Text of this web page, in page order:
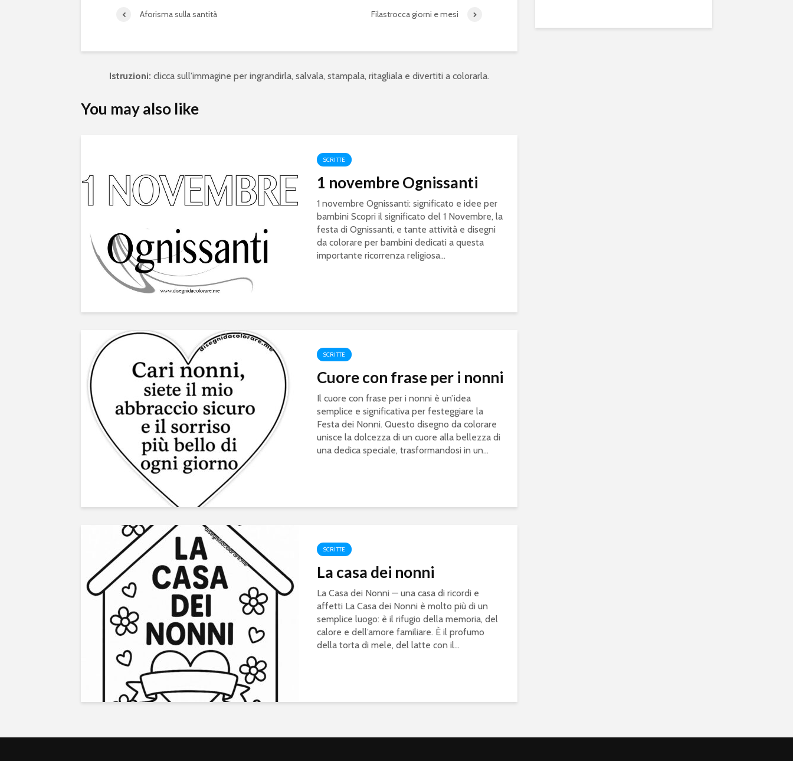
Aforisma sulla santità Filastrocca giorni e mesi
Istruzioni: clicca sull'immagine per ingrandirla, salvala, stampala, ritagliala e divertiti a colorarla.
You may also like
SCRITTE
1 novembre Ognissanti
1 novembre Ognissanti: significato e idee per
bambini Scopri il significato del 1 Novembre, la
festa di Ognissanti, e tante attività e disegni
da colorare per bambini dedicati a questa
importante ricorrenza religiosa...
SCRITTE
Cuore con frase per i nonni
Il cuore con frase per i nonni è un’idea
semplice e significativa per festeggiare la
Festa dei Nonni. Questo disegno da colorare
unisce la dolcezza di un cuore alla bellezza di
una dedica speciale, trasformandosi in un...
SCRITTE
La casa dei nonni
La Casa dei Nonni — una casa di ricordi e
affetti La Casa dei Nonni è molto più di un
semplice luogo: è il rifugio della memoria, del
calore e dell’amore familiare. È il profumo
della torta di mele, del latte con il...